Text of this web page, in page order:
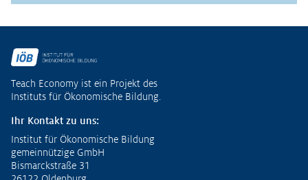
Teach Economy ist ein Projekt des
Instituts für Ökonomische Bildung.
Ihr Kontakt zu uns:
Institut für Ökonomische Bildung
gemeinnützige GmbH
Bismarckstraße 31